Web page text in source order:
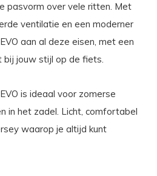
pasvorm over vele ritten. Met
ventilatie en een moderner
aan al deze eisen, met een
jouw stijl op de fiets.
is ideaal voor zomerse
in het zadel. Licht, comfortabel
waarop je altijd kunt